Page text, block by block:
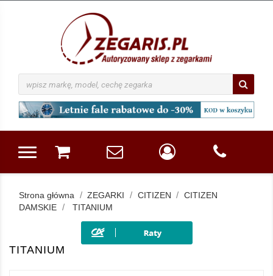
Strona główna ZEGARKI CITIZEN
CITIZEN
DAMSKIE
TITANIUM
TITANIUM